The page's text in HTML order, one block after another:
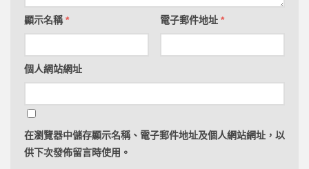
顯示名稱* 電子郵件地址 *
個人網站網址
在瀏覽器中儲存顯示名稱、電子郵件地址及個人網站網址，以
供下次發佈留言時使用。